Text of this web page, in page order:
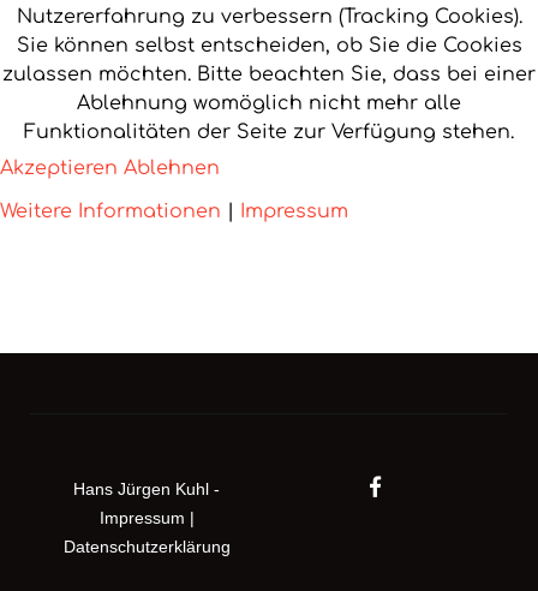
Hans Jürgen Kuhl -
Impressum |
Datenschutzerklärung
Nutzererfahrung zu verbessern (Tracking Cookies).
Sie können selbst entscheiden, ob Sie die Cookies
zulassen möchten. Bitte beachten Sie, dass bei einer
Ablehnung womöglich nicht mehr alle
Funktionalitäten der Seite zur Verfügung stehen.
Akzeptieren Ablehnen
Weitere Informationen
Impressum